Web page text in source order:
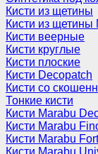
Кисти из щетины
Кисти из щетины
Кисти веерные
Кисти круглые
Кисти плоские
Кисти Decopatch
Кисти со
Тонкие кисти
Кисти Marabu
Кисти Marabu
Кисти Marabu
Кисти Marabu